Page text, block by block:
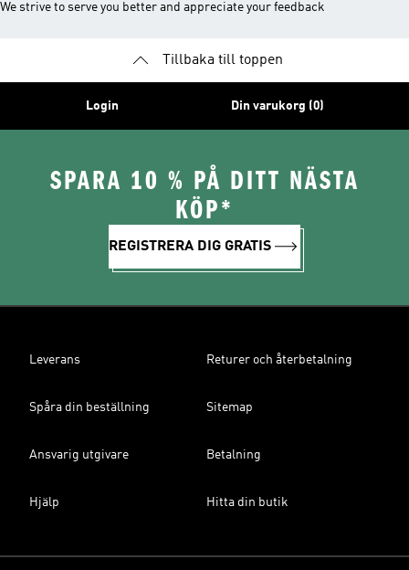
We strive to serve you better and appreciate your feedback
Tillbaka till toppen
Login Din varukorg (0)
SPARA 10 % PÅ DITT NÄSTA
KÖP*
REGISTRERA DIG GRATIS
Leverans Returer och återbetalning
Spåra din beställning Sitemap
Ansvarig utgivare Betalning
Hjälp Hitta din butik